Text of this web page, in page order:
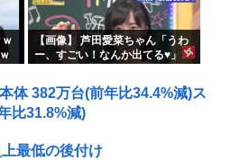
【画像】 芦田愛菜ちゃん「うわ
ー、すごい！なんか出てる♥」
体 382万台(前年比34.4%減)ス
比31.8%減)
最低の後付け